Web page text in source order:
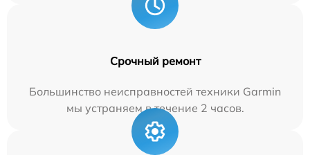
Срочный ремонт
Большинство неисправностей техники Garmin
мы устраняем в течение 2 часов.